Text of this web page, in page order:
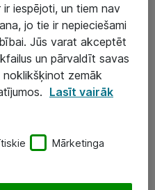
iespējoti, un tiem nav
jo tie ir nepieciešami
Jūs varat akceptēt
un pārvaldīt savas
zemāk
Lasīt vairāk
Mārketinga